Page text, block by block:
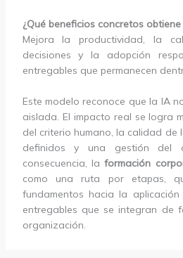
¿Qué beneficios concretos
Mejora la productividad, la
decisiones y la adopción
entregables que permanecen
Este modelo reconoce que la IA
aislada. El impacto real se logra
del criterio humano, la calidad de
definidos y una gestión del
consecuencia, laformación
como una ruta por etapas,
fundamentos hacia la
entregables que se integran de
organización.